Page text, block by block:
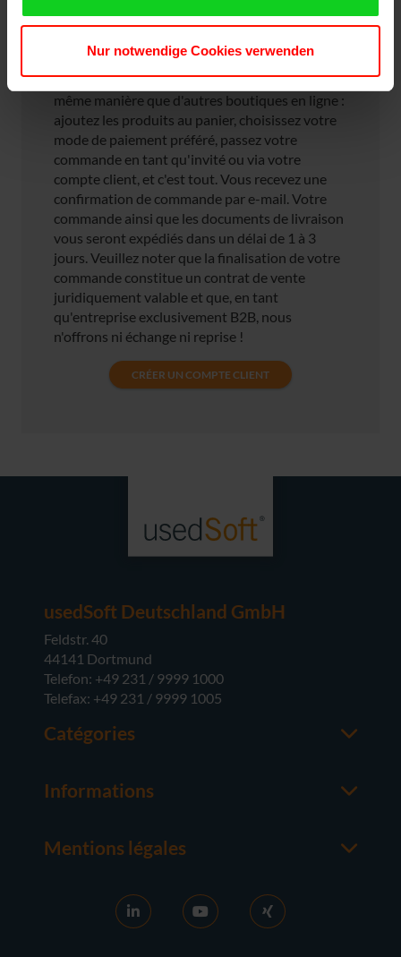
Nur notwendige Cookies verwenden
Processus de commande simple
Notre boutique usedSoft fonctionne de la
même manière que d'autres boutiques en ligne :
ajoutez les produits au panier, choisissez votre
mode de paiement préféré, passez votre
commande en tant qu'invité ou via votre
compte client, et c'est tout. Vous recevez une
confirmation de commande par e-mail. Votre
commande ainsi que les documents de livraison
vous seront expédiés dans un délai de 1 à 3
jours. Veuillez noter que la finalisation de votre
commande constitue un contrat de vente
juridiquement valable et que, en tant
qu'entreprise exclusivement B2B, nous
n'offrons ni échange ni reprise !
CRÉER UN COMPTE CLIENT
usedSoft Deutschland GmbH
Feldstr. 40
44141 Dortmund
Telefon: +49 231 / 9999 1000
Telefax: +49 231 / 9999 1005
Catégories
Serveur
Matériel
Informations
À propos de usedsoft
Bon à savoir
Activation RDS
Mentions légales
Conditions générales
CG D'ACHAT
Droit de rétractation